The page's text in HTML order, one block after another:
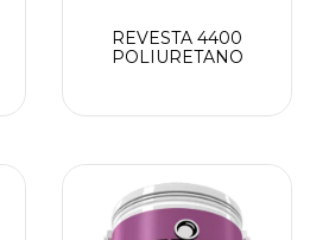
REVESTA 4400
POLIURETANO